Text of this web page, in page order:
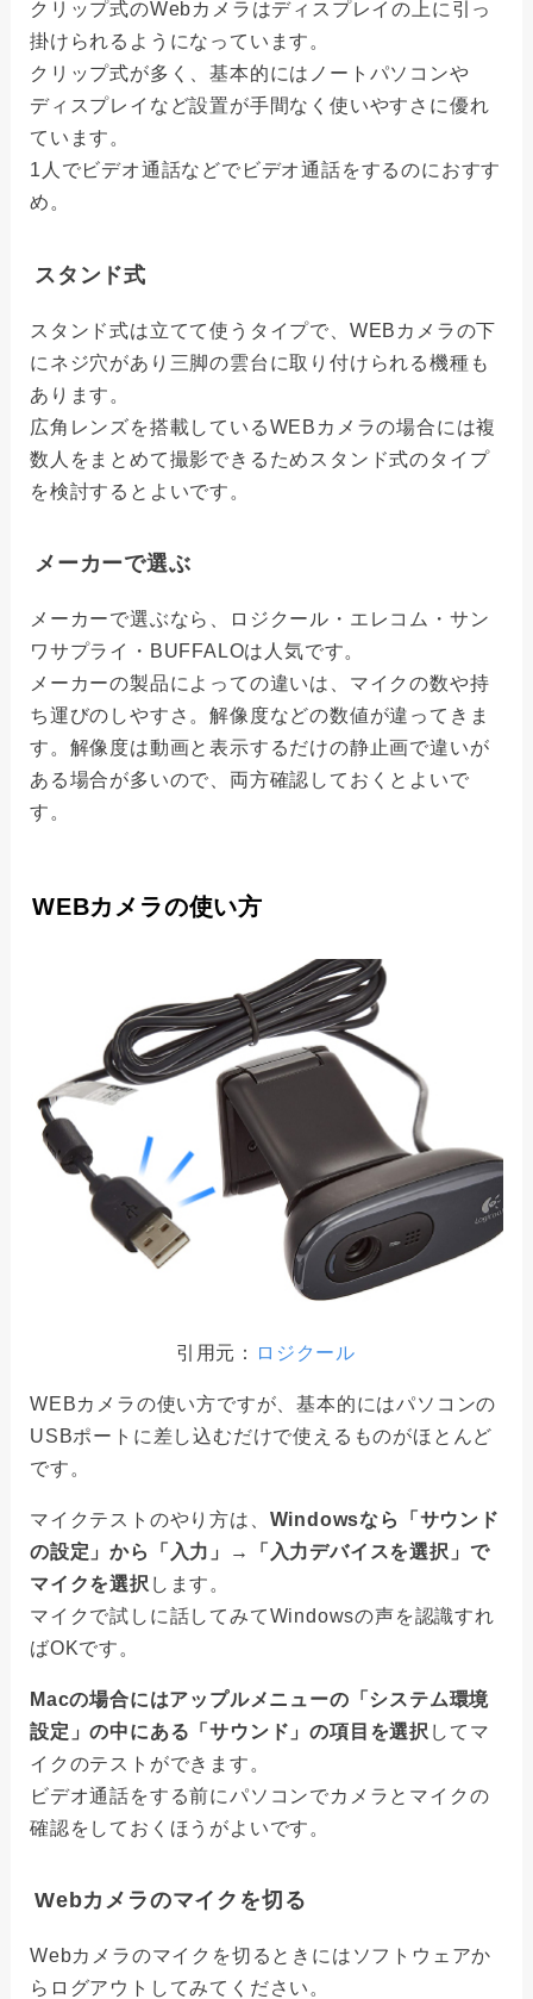
クリップ式のWebカメラはディスプレイの上に引っ
掛けられるようになっています。
クリップ式が多く、基本的にはノートパソコンや
ディスプレイなど設置が手間なく使いやすさに優れ
ています。
1人でビデオ通話などでビデオ通話をするのにおすす
め。
スタンド式
スタンド式は立てて使うタイプで、WEBカメラの下
にネジ穴があり三脚の雲台に取り付けられる機種も
あります。
広角レンズを搭載しているWEBカメラの場合には複
数人をまとめて撮影できるためスタンド式のタイプ
を検討するとよいです。
メーカーで選ぶ
メーカーで選ぶなら、ロジクール・エレコム・サン
ワサプライ・BUFFALOは人気です。
メーカーの製品によっての違いは、マイクの数や持
ち運びのしやすさ。解像度などの数値が違ってきま
す。解像度は動画と表示するだけの静止画で違いが
ある場合が多いので、両方確認しておくとよいで
す。
WEBカメラの使い方
引用元： ロジクール
WEBカメラの使い方ですが、基本的にはパソコンの
USBポートに差し込むだけで使えるものがほとんど
です。
マイクテストのやり方は、 Windowsなら「サウンド
の設定」から「入力」→「入力デバイスを選択」で
マイクを選択 します。
マイクで試しに話してみてWindowsの声を認識すれ
ばOKです。
Macの場合にはアップルメニューの「システム環境
設定」の中にある「サウンド」の項目を選択 してマ
イクのテストができます。
ビデオ通話をする前にパソコンでカメラとマイクの
確認をしておくほうがよいです。
Webカメラのマイクを切る
Webカメラのマイクを切るときにはソフトウェアか
らログアウトしてみてください。